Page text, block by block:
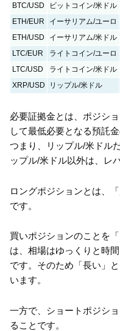
BTC/USD
ビットコイン/米ドル
ETH/EUR
イーサリアム/ユーロ
ETH/USD
イーサリアム/米ドル
LTC/EUR
ライトコイン/ユーロ
LTC/USD
ライトコイン/米ドル
XRP/USD
リップル/米ドル
必要証拠金とは、ポジシ
して最低必要となる預託金
つまり、リップル/米ドル
ップル/米ドル以外は、レ
ロングポジションとは、
です。
買いポジションのことを
は、相場はゆっくりと時
です。そのため「長い」
います。
一方で、ショートポジシ
ることです。